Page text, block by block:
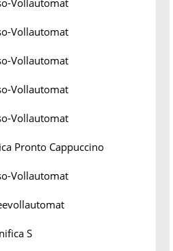
Vollautomat
Vollautomat
Vollautomat
Vollautomat
Vollautomat
Pronto Cappuccino
Vollautomat
S